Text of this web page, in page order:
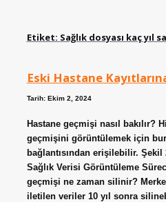
Etiket: Sağlık dosyası kaç yıl
Eski Hastane
Tarih: Ekim 2, 2024
Hastane geçmişi nasıl bakılır?
geçmişini görüntülemek için
bağlantısından erişilebilir. Şekil
Sağlık Verisi Görüntüleme
geçmişi ne zaman silinir?
iletilen veriler 10 yıl sonra